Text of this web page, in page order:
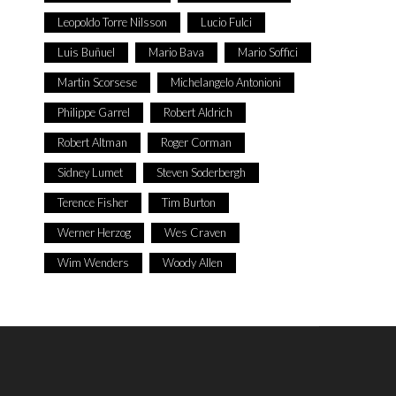
Leopoldo Torre Nilsson Lucio Fulci
Luis Buñuel Mario Bava Mario Soffici
Martin Scorsese Michelangelo Antonioni
Philippe Garrel Robert Aldrich
Robert Altman Roger Corman
Sidney Lumet Steven Soderbergh
Terence Fisher Tim Burton
Werner Herzog Wes Craven
Wim Wenders Woody Allen